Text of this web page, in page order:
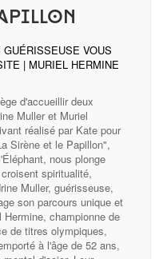
VOUS
| MURIEL HERMINE
d'accueillir deux
Muller et Muriel
réalisé par Kate pour
Sirène et le Papillon",
nous plonge
spiritualité,
Muller, guérisseuse,
son parcours unique et
championne de
de titres olympiques,
à l'âge de 52 ans,